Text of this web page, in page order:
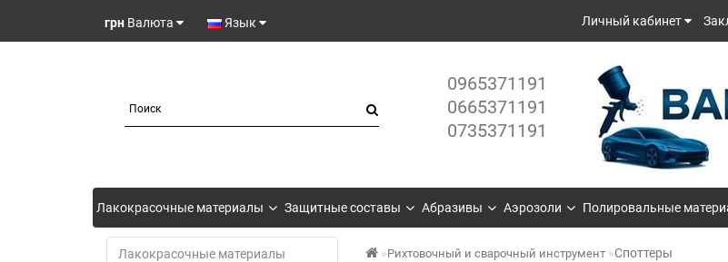
грн Валюта Язык Личный кабинет
0965371191
0665371191
0735371191
Лакокрасочные материалы Защитные составы Абразивы Аэрозоли Полировальные
Лакокрасочные материалы Рихтовочный и сварочный инструмент Споттеры